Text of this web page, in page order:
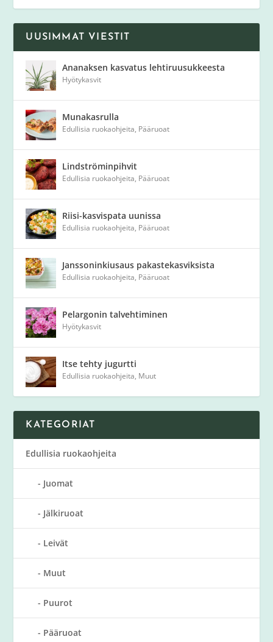
UUSIMMAT VIESTIT
Ananaksen kasvatus lehtiruusukkeesta
Hyötykasvit
Munakasrulla
Edullisia ruokaohjeita, Pääruoat
Lindströminpihvit
Edullisia ruokaohjeita, Pääruoat
Riisi-kasvispata uunissa
Edullisia ruokaohjeita, Pääruoat
Janssoninkiusaus pakastekasviksista
Edullisia ruokaohjeita, Pääruoat
Pelargonin talvehtiminen
Hyötykasvit
Itse tehty jugurtti
Edullisia ruokaohjeita, Muut
KATEGORIAT
Edullisia ruokaohjeita
Juomat
Jälkiruoat
Leivät
Muut
Puurot
Pääruoat